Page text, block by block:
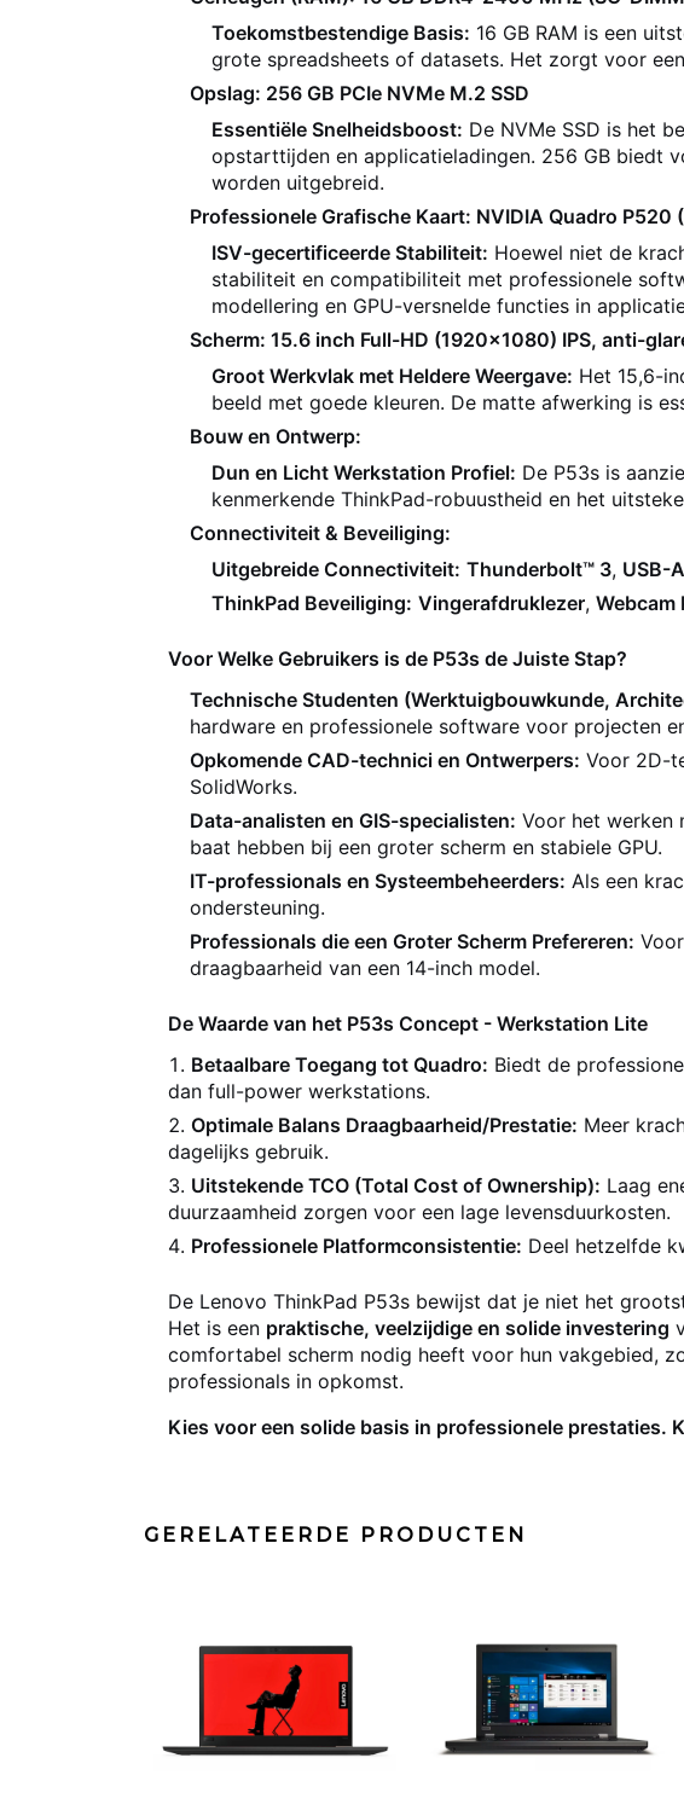
Toekomstbestendige Basis: 16 GB RAM is een
grote spreadsheets of datasets. Het zorgt voor
Opslag: 256 GB PCIe NVMe M.2 SSD
Essentiële Snelheidsboost: De NVMe SSD is het
opstarttijden en applicatieladingen. 256 GB biedt
worden uitgebreid.
Professionele Grafische Kaart: NVIDIA Quadro P520
ISV-gecertificeerde Stabiliteit: Hoewel niet de
stabiliteit en compatibiliteit met professionele
modellering en GPU-versnelde functies in
Scherm: 15.6 inch Full-HD (1920x1080) IPS, anti-
Groot Werkvlak met Heldere Weergave: Het 15,6-
beeld met goede kleuren. De matte afwerking is
Bouw en Ontwerp:
Dun en Licht Werkstation Profiel: De P53s is
kenmerkende ThinkPad-robuustheid en het
Connectiviteit & Beveiliging:
Uitgebreide Connectiviteit: Thunderbolt™ 3, USB-
ThinkPad Beveiliging: Vingerafdruklezer, Webcam
Voor Welke Gebruikers is de P53s de Juiste Stap?
Technische Studenten (Werktuigbouwkunde,
hardware en professionele software voor projecten
Opkomende CAD-technici en Ontwerpers: Voor 2D-
SolidWorks.
Data-analisten en GIS-specialisten: Voor het werken
baat hebben bij een groter scherm en stabiele GPU.
IT-professionals en Systeembeheerders: Als een
ondersteuning.
Professionals die een Groter Scherm Prefereren:
draagbaarheid van een 14-inch model.
De Waarde van het P53s Concept - Werkstation Lite
Betaalbare Toegang tot Quadro: Biedt de
dan full-power werkstations.
Optimale Balans Draagbaarheid/Prestatie: Meer
dagelijks gebruik.
Uitstekende TCO (Total Cost of Ownership): Laag
duurzaamheid zorgen voor een lage levensduurkosten.
Professionele Platformconsistentie: Deel hetzelfde
De Lenovo ThinkPad P53s bewijst dat je niet het
Het is een praktische, veelzijdige en solide investering
comfortabel scherm nodig heeft voor hun vakgebied,
professionals in opkomst.
Kies voor een solide basis in professionele prestaties.
GERELATEERDE PRODUCTEN